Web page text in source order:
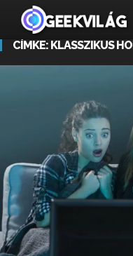
CÍMKE: KLASSZIKUS